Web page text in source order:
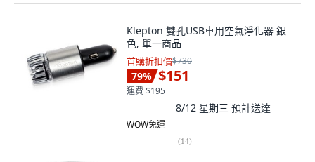
Klepton 雙孔USB車用空氣淨化器 銀
色, 單一商品
首購折扣價$730
79% $151
運費 $195
8/12 星期三 預計送達
WOW免運
(14)